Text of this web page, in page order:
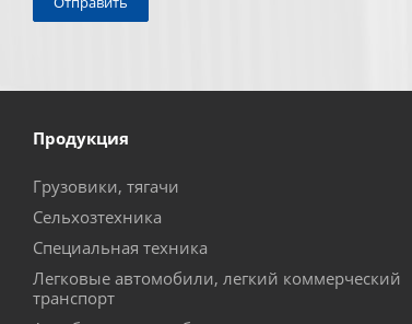
Продукция
Грузовики, тягачи
Сельхозтехника
Специальная техника
Легковые автомобили, легкий коммерческий
транспорт